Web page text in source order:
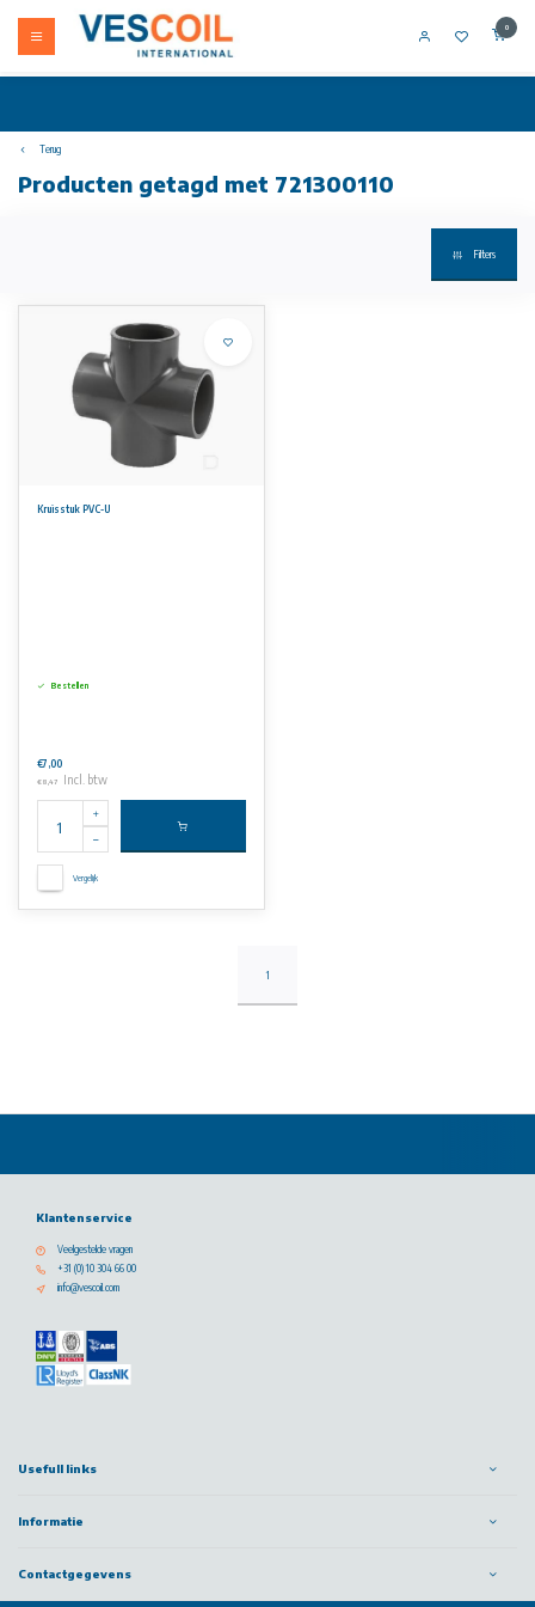
0
Terug
Producten getagd met 721300110
Filters
Kruisstuk PVC-U
Bestellen
€7,00
€8,47 Incl. btw
Vergelijk
1
Klantenservice
Veelgestelde vragen
+31 (0) 10 304 66 00
info@vescoil.com
Usefull links
Informatie
Contactgegevens